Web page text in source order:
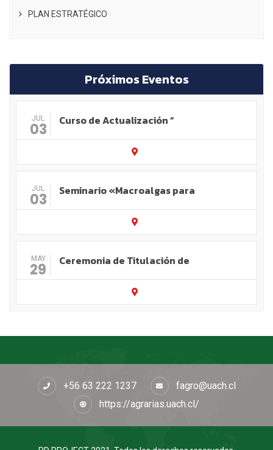
PLAN ESTRATÉGICO
Próximos Eventos
JUL
03 Curso de Actualización “
JUL
03 Seminario «Macroalgas para
MAY
29 Ceremonia de Titulación de
+56 63 222 1237
fagro@uach.cl
https://agrarias.uach.cl/